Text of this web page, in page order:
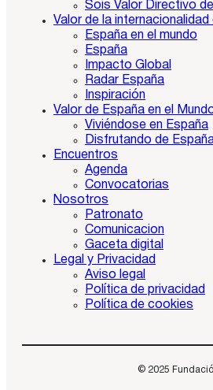
Sois Valor Directivo
Valor de la internacionalidad
España en el mundo
España
Impacto Global
Radar España
Inspiración
Valor de España en el
Viviéndose en España
Disfrutando de
Encuentros
Agenda
Convocatorias
Nosotros
Patronato
Comunicacion
Gaceta digital
Legal y Privacidad
Aviso legal
Política de privacidad
Política de cookies
© 2025